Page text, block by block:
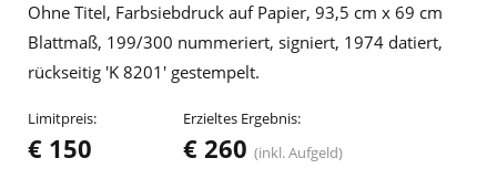
Ohne Titel, Farbsiebdruck auf Papier, 93,5 cm x 69 cm
Blattmaß, 199/300 nummeriert, signiert, 1974 datiert,
rückseitig 'K 8201' gestempelt.
Limitpreis:
€ 150
Erzieltes Ergebnis:
€ 260 (inkl. Aufgeld)